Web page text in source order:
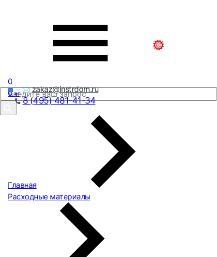
zakaz@instrdom.ru
8 (495) 481-41-34
0
0₽
Главная
Расходные материалы